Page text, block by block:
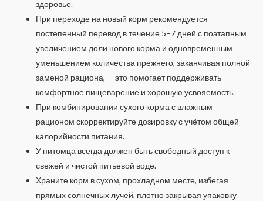
здоровье.
При переходе на новый корм рекомендуется
постепенный перевод в течение 5–7 дней с поэтапным
увеличением доли нового корма и одновременным
уменьшением количества прежнего, заканчивая полной
заменой рациона, — это помогает поддерживать
комфортное пищеварение и хорошую усвояемость.
При комбинировании сухого корма с влажным
рационом скорректируйте дозировку с учётом общей
калорийности питания.
У питомца всегда должен быть свободный доступ к
свежей и чистой питьевой воде.
Храните корм в сухом, прохладном месте, избегая
прямых солнечных лучей, плотно закрывая упаковку